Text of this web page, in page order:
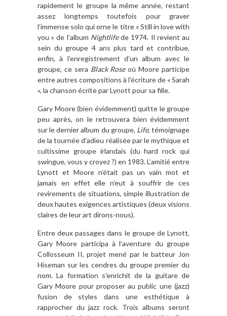
rapidement le groupe la même année, restant
assez longtemps toutefois pour graver
l’immense solo qui orne le titre « Still in love with
you » de l’album Nightlifede 1974. Il revient au
sein du groupe 4 ans plus tard et contribue,
enfin, à l’enregistrement d’un album avec le
groupe, ce sera Black Roseoù Moore participe
entre autres compositions à l’écriture de « Sarah
», la chanson écrite par Lynott pour sa fille.
Gary Moore (bien évidemment) quitte le groupe
peu après, on le retrouvera bien évidemment
sur le dernier album du groupe, Life, témoignage
de la tournée d’adieu réalisée par le mythique et
cultissime groupe irlandais (du hard rock qui
swingue, vous y croyez ?) en 1983. L’amitié entre
Lynott et Moore n’était pas un vain mot et
jamais en effet elle n’eut à souffrir de ces
revirements de situations, simple illustration de
deux hautes exigences artistiques (deux visions
claires de leur art dirons-nous).
Entre deux passages dans le groupe de Lynott,
Gary Moore participa à l’aventure du groupe
Collosseum II, projet mené par le batteur Jon
Hiseman sur les cendres du groupe premier du
nom. La formation s’enrichit de la guitare de
Gary Moore pour proposer au public une (jazz)
fusion de styles dans une esthétique à
rapprocher du jazz rock. Trois albums seront